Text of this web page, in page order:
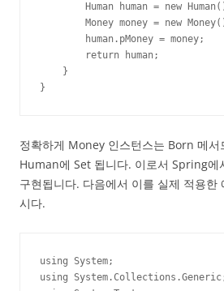
Human human = new
Money money = new
human.pMoney = money;
return human;
}
}
정확하게 Money 인스턴스는 Born 메서
Human에 Set 됩니다. 이로서 Spring에
구현됩니다. 다음에서 이를 실제 적용한
시다.
using System;
using